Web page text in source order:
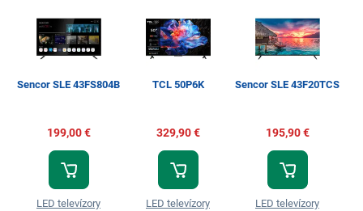
Sencor SLE 43FS804B
199,00 €
LED televízory
TCL 50P6K
329,90 €
LED televízory
Sencor SLE 43F20TCS
195,90 €
LED televízory